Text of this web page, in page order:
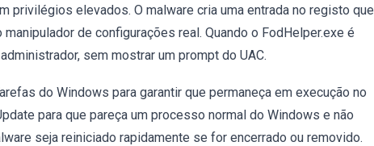
privilégios elevados. O malware cria uma entrada no registo que
de configurações real. Quando o FodHelper.exe é
sem mostrar um prompt do UAC.
do Windows para garantir que permaneça em execução no
para que pareça um processo normal do Windows e não
seja reiniciado rapidamente se for encerrado ou removido.